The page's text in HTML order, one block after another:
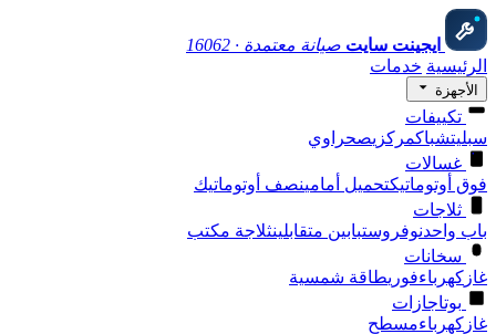
ايجينت سايت صيانة معتمدة · 16062
الرئيسية خدمات
الأجهزة
تكييفات
سبليتشباكمركزيصحراوي
غسالات
فوق أوتوماتيكتحميل أمامينصف أوتوماتيك
ثلاجات
باب واحدنوفروستبابين متقابلينثلاجة مكتب
سخانات
غاز كهرباءفوريطاقة شمسية
بوتاجازات
غاز كهرباءمسطح